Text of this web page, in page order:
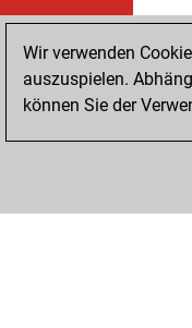
Wir verwenden
auszuspielen.
können Sie der